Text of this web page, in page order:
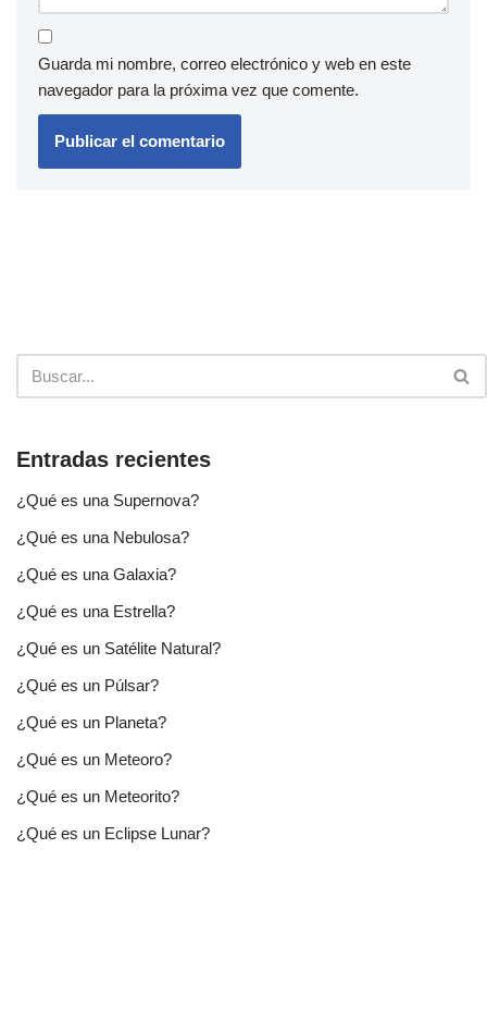
Guarda mi nombre, correo electrónico y web en este
navegador para la próxima vez que comente.
Entradas recientes
¿Qué es una Supernova?
¿Qué es una Nebulosa?
¿Qué es una Galaxia?
¿Qué es una Estrella?
¿Qué es un Satélite Natural?
¿Qué es un Púlsar?
¿Qué es un Planeta?
¿Qué es un Meteoro?
¿Qué es un Meteorito?
¿Qué es un Eclipse Lunar?